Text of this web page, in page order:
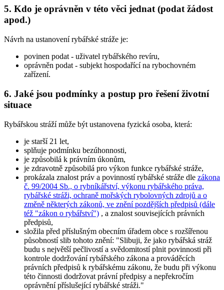
5. Kdo je oprávněn v této věci jednat (podat žádost
apod.)
Návrh na ustanovení rybářské stráže je:
povinen podat - uživatel rybářského revíru,
oprávněn podat - subjekt hospodařící na rybochovném
zařízení.
6. Jaké jsou podmínky a postup pro řešení životní
situace
Rybářskou stráží může být ustanovena fyzická osoba, která:
je starší 21 let,
splňuje podmínku bezúhonnosti,
je způsobilá k právním úkonům,
je zdravotně způsobilá pro výkon funkce rybářské stráže,
prokázala znalost práv a povinností rybářské stráže dle zákona
č. 99/2004 Sb., o rybníkářství, výkonu rybářského práva,
rybářské stráži, ochraně mořských rybolovných zdrojů a o
změně některých zákonů, ve znění pozdějších předpisů (dále
též "zákon o rybářství") , a znalost souvisejících právních
předpisů,
složila před příslušným obecním úřadem obce s rozšířenou
působností slib tohoto znění: "Slibuji, že jako rybářská stráž
budu s největší pečlivostí a svědomitostí plnit povinnosti při
kontrole dodržování rybářského zákona a prováděcích
právních předpisů k rybářskému zákonu, že budu při výkonu
této činnosti dodržovat právní předpisy a nepřekročím
oprávnění příslušející rybářské stráži."